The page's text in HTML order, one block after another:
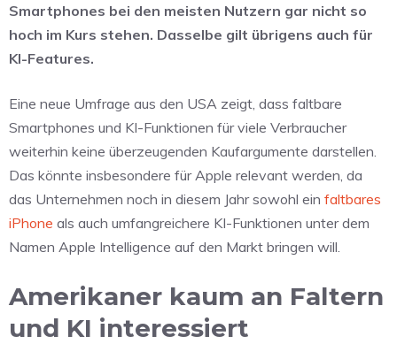
Smartphones bei den meisten Nutzern gar nicht so
hoch im Kurs stehen. Dasselbe gilt übrigens auch für
KI-Features.
Eine neue Umfrage aus den USA zeigt, dass faltbare
Smartphones und KI-Funktionen für viele Verbraucher
weiterhin keine überzeugenden Kaufargumente darstellen.
Das könnte insbesondere für Apple relevant werden, da
das Unternehmen noch in diesem Jahr sowohl ein faltbares
iPhone als auch umfangreichere KI-Funktionen unter dem
Namen Apple Intelligence auf den Markt bringen will.
Amerikaner kaum an Faltern
und KI interessiert